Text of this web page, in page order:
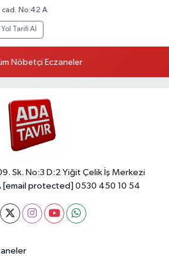
cad. No:42 A
Yol Tarifi Al
Nöbetçi Eczaneler
Sk. No:3 D:2 Yiğit Çelik İş Merkezi
[email protected] 0530 450 10 54